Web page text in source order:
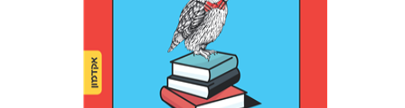
הנחת אתר ספר מודפס
$26
$23